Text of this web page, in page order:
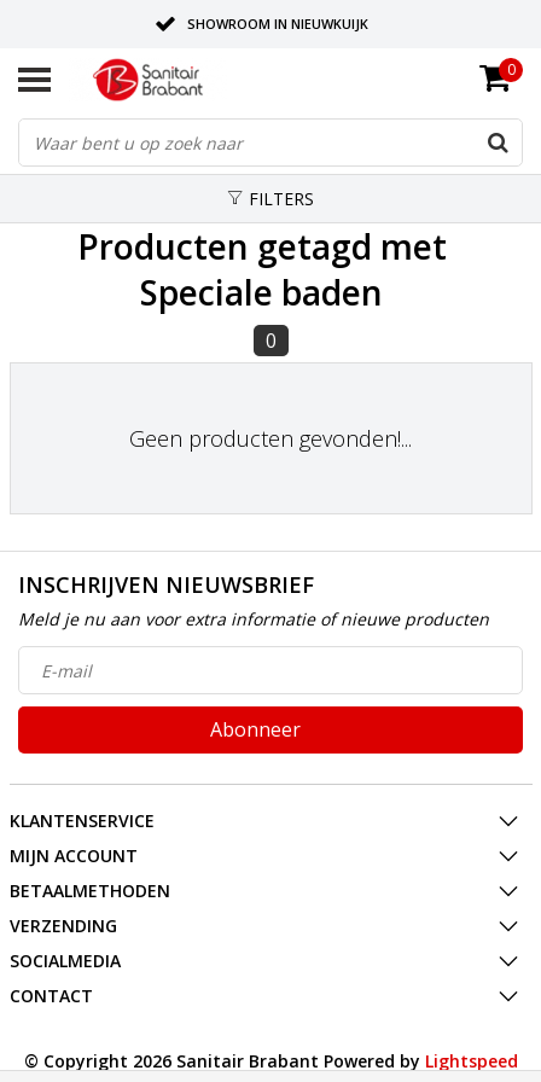
SHOWROOM IN NIEUWKUIJK
BEZORGING OP AFSPRAAK
LEVERING EN REALISATIE ONDER EEN DAK!
0
FILTERS
Producten getagd met
Speciale baden
0
Geen producten gevonden!...
INSCHRIJVEN NIEUWSBRIEF
Meld je nu aan voor extra informatie of nieuwe producten
Abonneer
KLANTENSERVICE
MIJN ACCOUNT
BETAALMETHODEN
VERZENDING
SOCIALMEDIA
CONTACT
© Copyright 2026 Sanitair Brabant Powered by Lightspeed